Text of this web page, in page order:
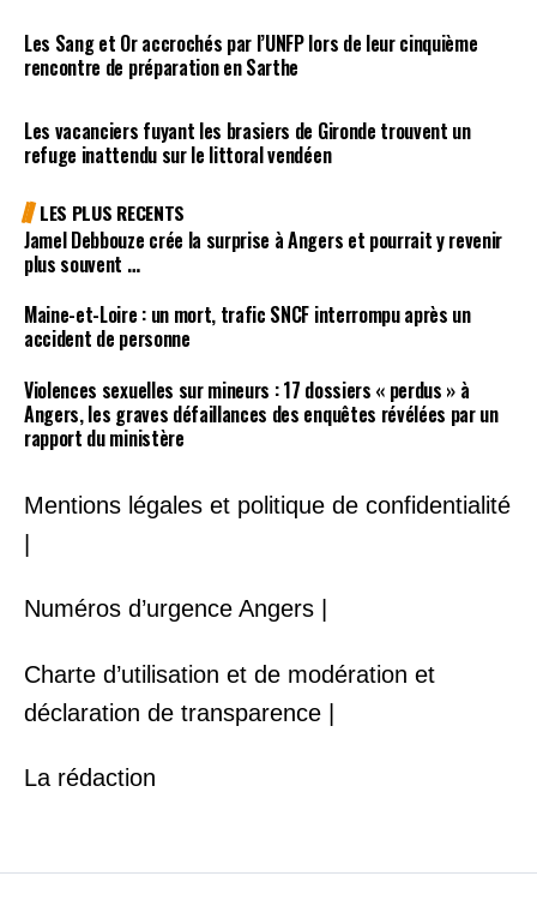
Les Sang et Or accrochés par l’UNFP lors de leur cinquième
rencontre de préparation en Sarthe
Les vacanciers fuyant les brasiers de Gironde trouvent un
refuge inattendu sur le littoral vendéen
LES PLUS RECENTS
Jamel Debbouze crée la surprise à Angers et pourrait y revenir
plus souvent …
Maine-et-Loire : un mort, trafic SNCF interrompu après un
accident de personne
Violences sexuelles sur mineurs : 17 dossiers « perdus » à
Angers, les graves défaillances des enquêtes révélées par un
rapport du ministère
Mentions légales et politique de confidentialité
Numéros d’urgence Angers |
Charte d’utilisation et de modération et
déclaration de transparence |
La rédaction